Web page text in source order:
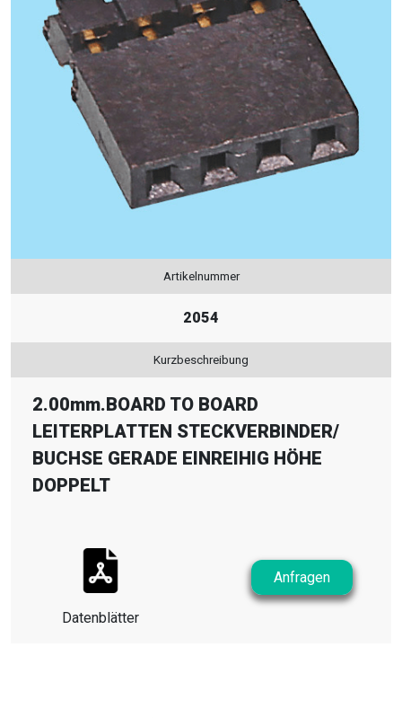
Artikelnummer
2054
Kurzbeschreibung
2.00mm.BOARD TO BOARD
LEITERPLATTEN STECKVERBINDER/
BUCHSE GERADE EINREIHIG HÖHE
DOPPELT
Datenblätter
Anfragen